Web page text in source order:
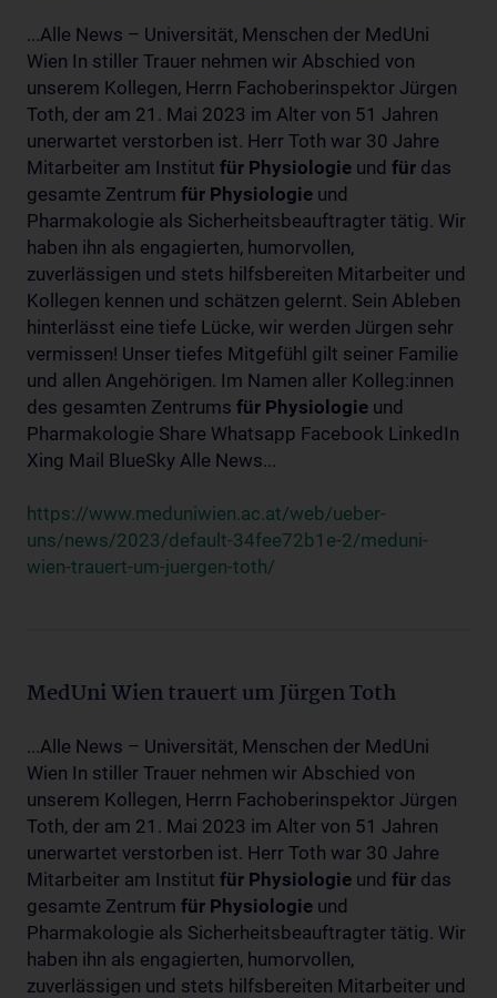
...Alle News – Universität, Menschen der MedUni
Wien In stiller Trauer nehmen wir Abschied von
unserem Kollegen, Herrn Fachoberinspektor Jürgen
Toth, der am 21. Mai 2023 im Alter von 51 Jahren
unerwartet verstorben ist. Herr Toth war 30 Jahre
Mitarbeiter am Institut für Physiologie und für das
gesamte Zentrum für Physiologie und
Pharmakologie als Sicherheitsbeauftragter tätig. Wir
haben ihn als engagierten, humorvollen,
zuverlässigen und stets hilfsbereiten Mitarbeiter und
Kollegen kennen und schätzen gelernt. Sein Ableben
hinterlässt eine tiefe Lücke, wir werden Jürgen sehr
vermissen! Unser tiefes Mitgefühl gilt seiner Familie
und allen Angehörigen. Im Namen aller Kolleg:innen
des gesamten Zentrums für Physiologie und
Pharmakologie Share Whatsapp Facebook LinkedIn
Xing Mail BlueSky Alle News...
https://www.meduniwien.ac.at/web/ueber-
uns/news/2023/default-34fee72b1e-2/meduni-
wien-trauert-um-juergen-toth/
MedUni Wien trauert um Jürgen Toth
...Alle News – Universität, Menschen der MedUni
Wien In stiller Trauer nehmen wir Abschied von
unserem Kollegen, Herrn Fachoberinspektor Jürgen
Toth, der am 21. Mai 2023 im Alter von 51 Jahren
unerwartet verstorben ist. Herr Toth war 30 Jahre
Mitarbeiter am Institut für Physiologie und für das
gesamte Zentrum für Physiologie und
Pharmakologie als Sicherheitsbeauftragter tätig. Wir
haben ihn als engagierten, humorvollen,
zuverlässigen und stets hilfsbereiten Mitarbeiter und